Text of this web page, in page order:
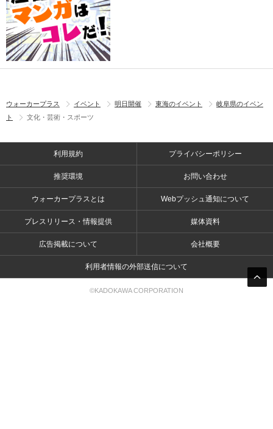
ウォーカープラス イベント 明日開催 東海のイベント
岐阜県のイベン
ト
文化・芸術・スポーツ
利用規約 プライバシーポリシー
推奨環境 お問い合わせ
ウォーカープラスとは Webプッシュ通知について
プレスリリース・情報提供 媒体資料
広告掲載について 会社概要
利用者情報の外部送信について
©KADOKAWA CORPORATION